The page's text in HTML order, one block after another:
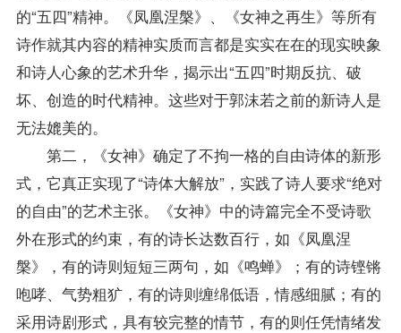
的“五四”精神。《凤凰涅槃》、《女神之再生》等所有
诗作就其内容的精神实质而言都是实实在在的现实映象
和诗人心象的艺术升华，揭示出“五四”时期反抗、破
坏、创造的时代精神。这些对于郭沫若之前的新诗人是
无法媲美的。
第二，《女神》确定了不拘一格的自由诗体的新形
式，它真正实现了“诗体大解放”，实践了诗人要求“绝对
的自由”的艺术主张。《女神》中的诗篇完全不受诗歌
外在形式的约束，有的诗长达数百行，如《凤凰涅
槃》，有的诗则短短三两句，如《鸣蝉》；有的诗铿锵
咆哮、气势粗犷，有的诗则缠绵低语，情感细腻；有的
采用诗剧形式，具有较完整的情节，有的则任凭情绪发